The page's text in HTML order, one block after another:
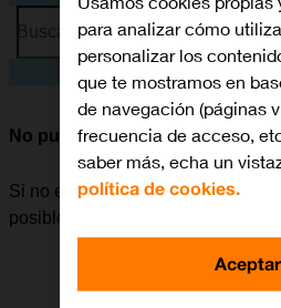
Busca por problema o tema
No puedo recibir llamadas
Si no es posible recibir llamadas,
posibles al problema.
para analizar cómo
personalizar los
que te mostramos en
de navegación (páginas
frecuencia de acceso,
saber más, echa un
política de cookies.
Aceptar